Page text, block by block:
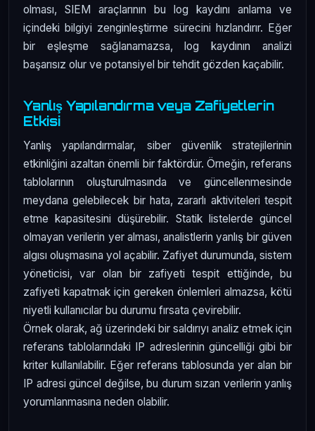
olması, SIEM araçlarının bu log kaydını anlama ve
içindeki bilgiyi zenginleştirme sürecini hızlandırır. Eğer
bir eşleşme sağlanamazsa, log kaydının analizi
başarısız olur ve potansiyel bir tehdit gözden kaçabilir.
Yanlış Yapılandırma veya Zafiyetlerin
Etkisi
Yanlış yapılandırmalar, siber güvenlik stratejilerinin
etkinliğini azaltan önemli bir faktördür. Örneğin, referans
tablolarının oluşturulmasında ve güncellenmesinde
meydana gelebilecek bir hata, zararlı aktiviteleri tespit
etme kapasitesini düşürebilir. Statik listelerde güncel
olmayan verilerin yer alması, analistlerin yanlış bir güven
algısı oluşmasına yol açabilir. Zafiyet durumunda, sistem
yöneticisi, var olan bir zafiyeti tespit ettiğinde, bu
zafiyeti kapatmak için gereken önlemleri almazsa, kötü
niyetli kullanıcılar bu durumu fırsata çevirebilir.
Örnek olarak, ağ üzerindeki bir saldırıyı analiz etmek için
referans tablolarındaki IP adreslerinin güncelliği gibi bir
kriter kullanılabilir. Eğer referans tablosunda yer alan bir
IP adresi güncel değilse, bu durum sızan verilerin yanlış
yorumlanmasına neden olabilir.